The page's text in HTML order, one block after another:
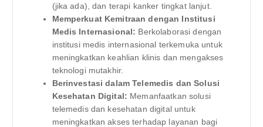
(jika ada), dan terapi kanker tingkat lanjut.
Memperkuat Kemitraan dengan Institusi
Medis Internasional: Berkolaborasi dengan
institusi medis internasional terkemuka untuk
meningkatkan keahlian klinis dan mengakses
teknologi mutakhir.
Berinvestasi dalam Telemedis dan Solusi
Kesehatan Digital: Memanfaatkan solusi
telemedis dan kesehatan digital untuk
meningkatkan akses terhadap layanan bagi